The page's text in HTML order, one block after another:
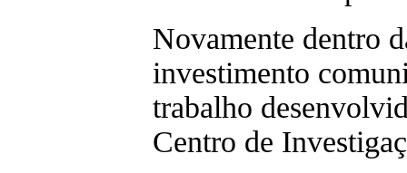
Novamente dentro
investimento
trabalho
Centro de